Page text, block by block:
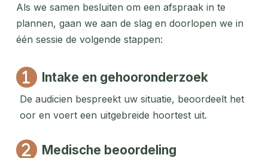
Als we samen besluiten om een afspraak in te
plannen, gaan we aan de slag en doorlopen we in
één sessie de volgende stappen:
Intake en gehooronderzoek
De audicien bespreekt uw situatie, beoordeelt het
oor en voert een uitgebreide hoortest uit.
Medische beoordeling